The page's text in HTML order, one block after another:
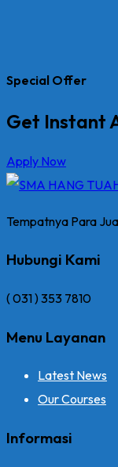
Special Offer
Get Instant
Apply Now
Tempatnya Para
Hubungi Kami
( 031 ) 353 7810
Menu Layanan
Latest News
Our Courses
Informasi